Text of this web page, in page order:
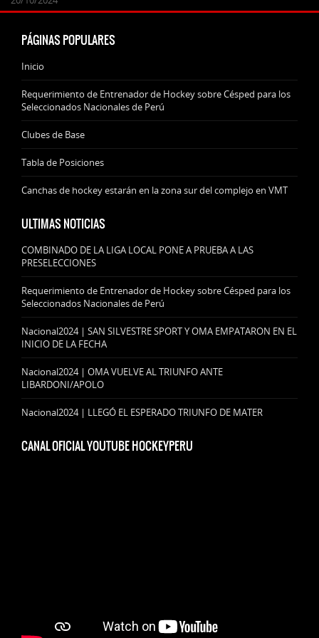
PÁGINAS POPULARES
Inicio
Requerimiento de Entrenador de Hockey sobre Césped para los
Seleccionados Nacionales de Perú
Clubes de Base
Tabla de Posiciones
Canchas de hockey estarán en la zona sur del complejo en VMT
ULTIMAS NOTICIAS
COMBINADO DE LA LIGA LOCAL PONE A PRUEBA A LAS
PRESELECCIONES
Requerimiento de Entrenador de Hockey sobre Césped para los
Seleccionados Nacionales de Perú
Nacional2024 | SAN SILVESTRE SPORT Y OMA EMPATARON EN EL
INICIO DE LA FECHA
Nacional2024 | OMA VUELVE AL TRIUNFO ANTE
LIBARDONI/APOLO
Nacional2024 | LLEGÓ EL ESPERADO TRIUNFO DE MATER
CANAL OFICIAL YOUTUBE HOCKEYPERU